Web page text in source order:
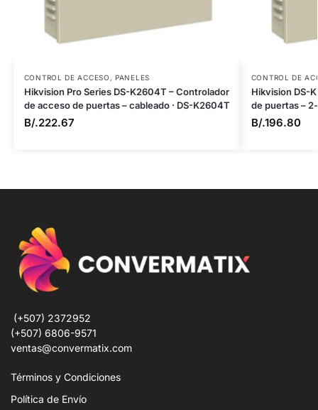
CONTROL DE ACCESO ,PANELES
Hikvision Pro Series DS-K2604T – Controlador
de acceso de puertas – cableado · DS-K2604T
B/.222.67
CONTROL DE
Hikvision DS-
de puertas –
B/.196.80
(+507) 2372952
(+507) 6806-9571
ventas@convermatix.com
Términos y Condiciones
Política de Envío